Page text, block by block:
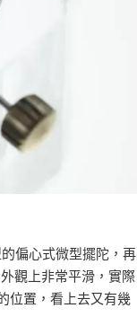
偏心式微型擺陀，再
觀上非常平滑，實際
位置，看上去又有幾